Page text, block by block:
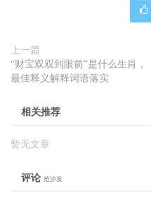
上一篇
“财宝双双到眼前”是什么生肖，
最佳释义解释词语落实
相关推荐
暂无文章
评论 抢沙发